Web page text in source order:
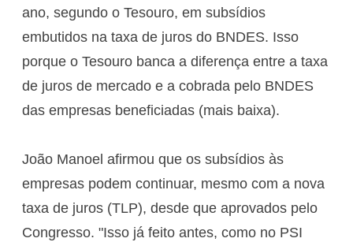
ano, segundo o Tesouro, em subsídios
embutidos na taxa de juros do BNDES. Isso
porque o Tesouro banca a diferença entre a taxa
de juros de mercado e a cobrada pelo BNDES
das empresas beneficiadas (mais baixa).
João Manoel afirmou que os subsídios às
empresas podem continuar, mesmo com a nova
taxa de juros (TLP), desde que aprovados pelo
Congresso. "Isso já feito antes, como no PSI